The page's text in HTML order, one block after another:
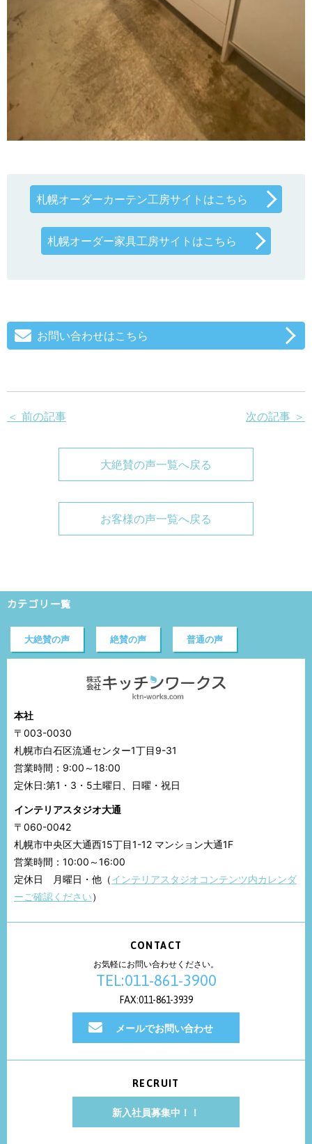
札幌オーダーカーテン工房サイトはこちら
札幌オーダー家具工房サイトはこちら
お問い合わせはこちら
＜ 前の記事 次の記事 ＞
大絶賛の声一覧へ戻る
お客様の声一覧へ戻る
カテゴリ一覧
大絶賛の声 絶賛の声 普通の声
本社
〒003-0030
札幌市白石区流通センター1丁目9-31
営業時間：9:00～18:00
定休日:第1・3・5土曜日、日曜・祝日
インテリアスタジオ大通
〒060-0042
札幌市中央区大通西15丁目1-12 マンション大通1F
営業時間：10:00～16:00
定休日 月曜日・他（インテリアスタジオコンテンツ内カレンダ
ーご確認ください）
CONTACT
お気軽にお問い合わせください。
TEL:011-861-3900
FAX:011-861-3939
メールでお問い合わせ
RECRUIT
新入社員募集中！！